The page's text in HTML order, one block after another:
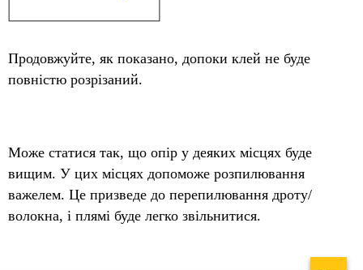
Продовжуйте, як показано, допоки клей не буде
повністю розрізаний.
Може статися так, що опір у деяких місцях буде
вищим. У цих місцях допоможе розпилювання
важелем. Це призведе до перепилювання дроту/
волокна, і плямі буде легко звільнитися.